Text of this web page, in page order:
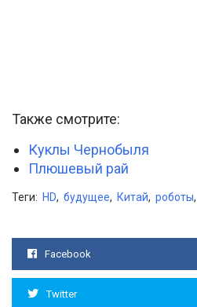
Также смотрите:
Куклы Чернобыля
Плюшевый рай
Теги: HD, будущее, Китай, роботы,
Facebook
Twitter